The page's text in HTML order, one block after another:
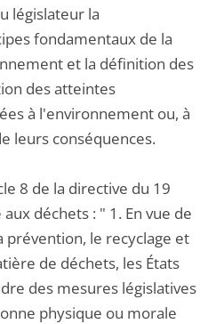
législateur la
fondamentaux de la
et la définition des
des atteintes
à l'environnement ou, à
leurs conséquences.
8 de la directive du 19
déchets : " 1. En vue de
le recyclage et
de déchets, les États
des mesures législatives
physique ou morale